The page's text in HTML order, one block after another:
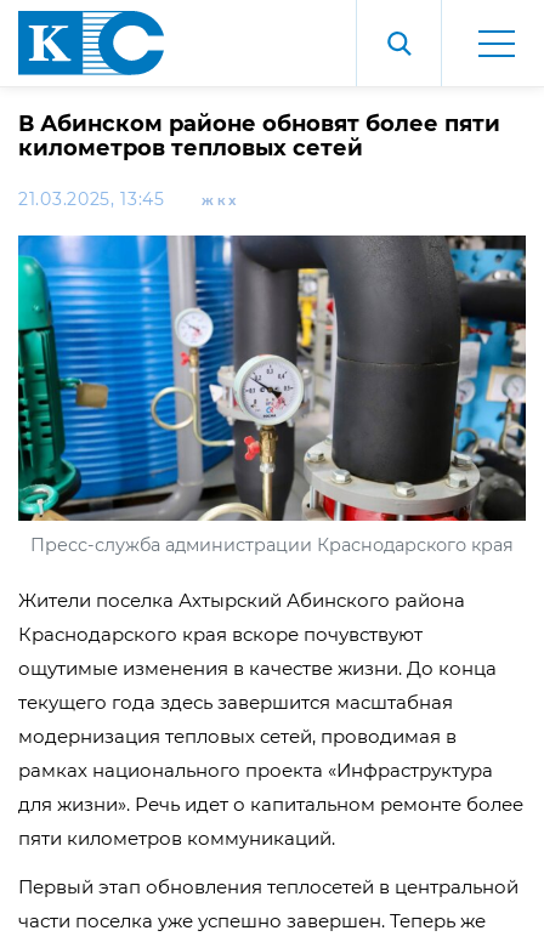
В Абинском районе обновят более пяти
километров тепловых сетей
21.03.2025, 13:45 ЖКХ
Пресс-служба администрации Краснодарского края
Жители поселка Ахтырский Абинского района
Краснодарского края вскоре почувствуют
ощутимые изменения в качестве жизни. До конца
текущего года здесь завершится масштабная
модернизация тепловых сетей, проводимая в
рамках национального проекта «Инфраструктура
для жизни». Речь идет о капитальном ремонте более
пяти километров коммуникаций.
Первый этап обновления теплосетей в центральной
части поселка уже успешно завершен. Теперь же